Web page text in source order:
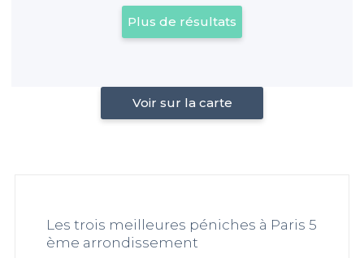
Plus de résultats
Voir sur la carte
Les trois meilleures péniches à Paris 5
ème arrondissement